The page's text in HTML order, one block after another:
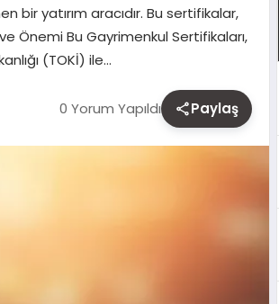
bir yatırım aracıdır. Bu sertifikalar,
Önemi Bu Gayrimenkul Sertifikaları,
(TOKİ) ile…
0 Yorum Yapıldı Paylaş